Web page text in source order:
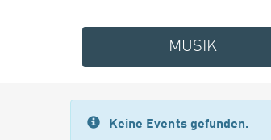
MUSIK
Keine Events gefunden.